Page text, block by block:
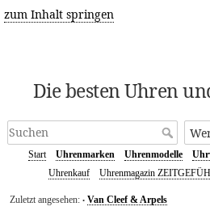
zum Inhalt springen
Die besten Uhren
Start Uhrenmarken Uhrenmodelle
Uhrenkauf
Uhrenmagazin
Zuletzt angesehen: • Van Cleef & Arpels